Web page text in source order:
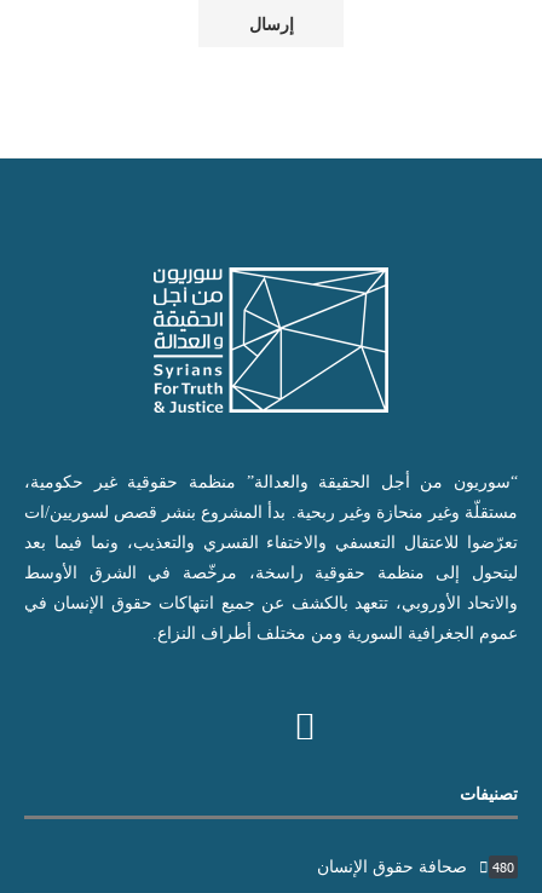
“سوريون من أجل الحقيقة والعدالة” منظمة حقوقية غير حكومية،
مستقلّة وغير منحازة وغير ربحية. بدأ المشروع بنشر قصص لسوريين/ات
تعرّضوا للاعتقال التعسفي والاختفاء القسري والتعذيب، ونما فيما بعد
ليتحول إلى منظمة حقوقية راسخة، مرخّصة في الشرق الأوسط
والاتحاد الأوروبي، تتعهد بالكشف عن جميع انتهاكات حقوق الإنسان في
عموم الجغرافية السورية ومن مختلف أطراف النزاع.
تصنيفات
صحافة حقوق الإنسان 480